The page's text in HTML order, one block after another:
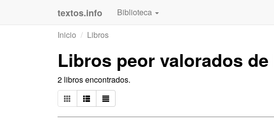
textos.info Biblioteca
Inicio
Libros
Libros peor valorados de
2 libros encontrados.